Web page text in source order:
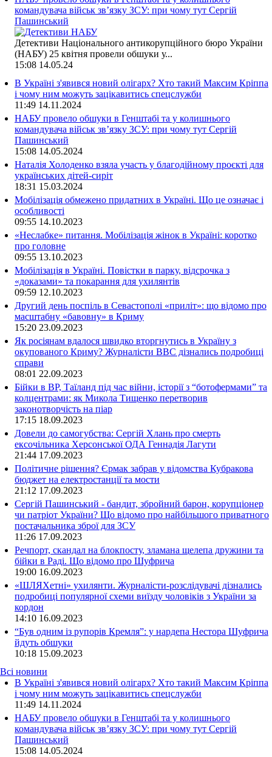
командувача військ зв’язку ЗСУ: при чому тут Сергій
Пашинський
Детективи Національного антикорупційного бюро України
(НАБУ) 25 квітня провели обшуки у...
15:08 14.05.24
В Україні з'явився новий олігарх? Хто такий Максим Кріппа
і чому ним можуть зацікавитись спецслужби
11:49 14.11.2024
НАБУ провело обшуки в Генштабі та у колишнього
командувача військ зв’язку ЗСУ: при чому тут Сергій
Пашинський
15:08 14.05.2024
Наталія Холоденко взяла участь у благодійному проєкті для
українських дітей-сиріт
18:31 15.03.2024
Мобілізація обмежено придатних в Україні. Що це означає і
особливості
09:55 14.10.2023
«Неслабке» питання. Мобілізація жінок в Україні: коротко
про головне
09:55 13.10.2023
Мобілізація в Україні. Повістки в парку, відсрочка з
«доказами» та покарання для ухилянтів
09:59 12.10.2023
Другий день поспіль в Севастополі «приліт»: що відомо про
масштабну «бавовну» в Криму
15:20 23.09.2023
Як росіянам вдалося швидко вторгнутись в Україну з
окупованого Криму? Журналісти ВВС дізнались подробиці
справи
08:01 22.09.2023
Бійки в ВР, Таїланд під час війни, історії з “ботофермами” та
колцентрами: як Микола Тищенко перетворив
законотворчість на піар
17:15 18.09.2023
Довели до самогубства: Сергій Хлань про смерть
ексочільника Херсонської ОДА Геннадія Лагути
21:44 17.09.2023
Політичне рішення? Єрмак забрав у відомства Кубракова
бюджет на електростанції та мости
21:12 17.09.2023
Сергій Пашинський - бандит, збройний барон, корупціонер
чи патріот України? Що відомо про найбільшого приватного
постачальника зброї для ЗСУ
11:26 17.09.2023
Речпорт, скандал на блокпосту, зламана щелепа дружини та
бійки в Раді. Що відомо про Шуфрича
19:00 16.09.2023
«ШЛЯХетні» ухилянти. Журналісти-розслідувачі дізнались
подробиці популярної схеми виїзду чоловіків з України за
кордон
14:10 16.09.2023
“Був одним із рупорів Кремля”: у нардепа Нестора Шуфрича
йдуть обшуки
10:18 15.09.2023
Всі новини
В Україні з'явився новий олігарх? Хто такий Максим Кріппа
і чому ним можуть зацікавитись спецслужби
11:49 14.11.2024
НАБУ провело обшуки в Генштабі та у колишнього
командувача військ зв’язку ЗСУ: при чому тут Сергій
Пашинський
15:08 14.05.2024